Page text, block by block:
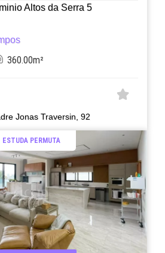
Altos da Serra 5
360.00m²
Jonas Traversin, 92
ESTUDA PERMUTA